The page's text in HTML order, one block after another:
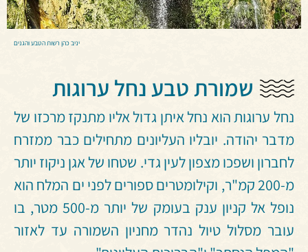
יניב כהן רשות הטבע והגנים
שמורת טבע נחל ערוגות
נחל ערוגות הוא נחל איתן גדול אליו מתנקז מרכזו של
מדבר יהודה. יובליו העליונים מתחילים כבר ממזרח
לחברון ושפכו מצפון לעין גדי. שטחו של אגן ניקוז יותר
מ-200 קמ"ר, וקילומטרים ספורים לפני ים המלח הוא
נופל אל קניון ענק בעומק של יותר מ-500 מטר, בו
עובר מסלול טיול נהדר מחניון השמורה עד לאזור